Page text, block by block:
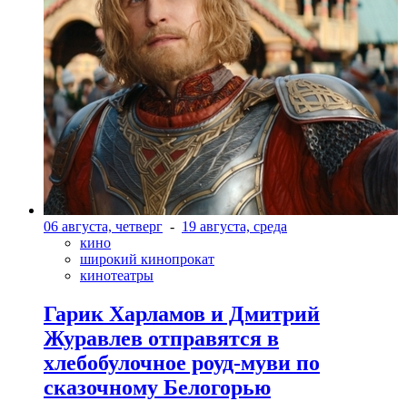
06 августа, четверг - 19 августа, среда
кино
широкий кинопрокат
кинотеатры
Гарик Харламов и Дмитрий
Журавлев отправятся в
хлебобулочное роуд-муви по
сказочному Белогорью